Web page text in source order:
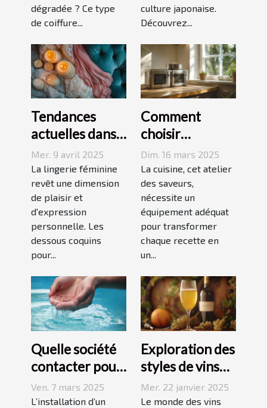
dégradée ? Ce type
de coiffure...
culture japonaise.
Découvrez...
Tendances
actuelles dans
les dessous
coquins pour
femmes
Mer. 9 avril 2025
La lingerie féminine
revêt une dimension
de plaisir et
d'expression
personnelle. Les
dessous coquins
pour...
Comment
choisir
l'équipement
de cuisine idéal
pour vos
recettes
Dim. 16 mars 2025
La cuisine, cet atelier
des saveurs,
nécessite un
équipement adéquat
pour transformer
chaque recette en
un...
Quelle société
contacter pour
l'installation
d'un
Ven. 7 mars 2025
L’installation d’un
Exploration des
styles de vins
blancs issus de
vignobles
Mer. 22 janvier 2025
Le monde des vins